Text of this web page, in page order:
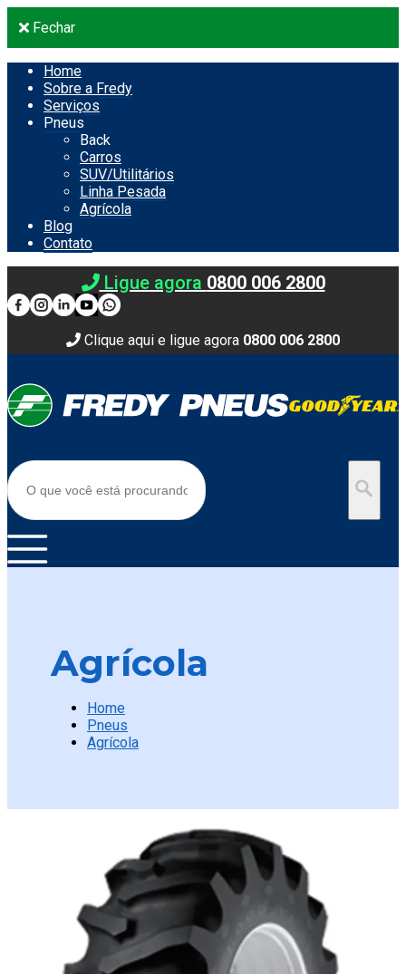
Fechar
Home
Sobre a Fredy
Serviços
Pneus
Back
Carros
SUV/Utilitários
Linha Pesada
Agrícola
Blog
Contato
Ligue agora 0800 006 2800
Clique aqui e ligue agora 0800 006 2800
Agrícola
Home
Pneus
Agrícola